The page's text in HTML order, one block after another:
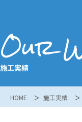
Our
施工実績
HOME 施工実績